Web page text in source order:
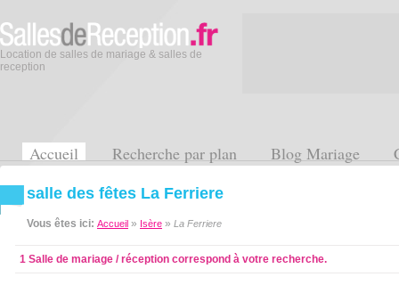
Location de salles de mariage & salles de
reception
Accueil Recherche par plan Blog Mariage
salle des fêtes La Ferriere
Vous êtes ici: Accueil » Isère » La Ferriere
1 Salle de mariage / réception correspond à votre recherche.